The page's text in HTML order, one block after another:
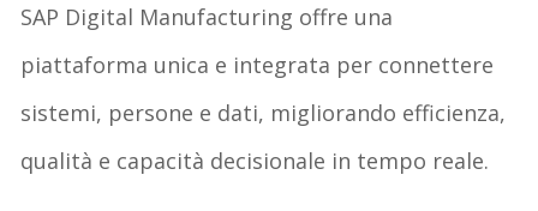
SAP Digital Manufacturing offre una
piattaforma unica e integrata per connettere
sistemi, persone e dati, migliorando efficienza,
qualità e capacità decisionale in tempo reale.